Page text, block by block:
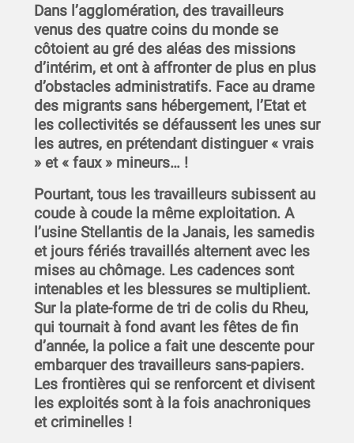
Dans l’agglomération, des travailleurs
venus des quatre coins du monde se
côtoient au gré des aléas des missions
d’intérim, et ont à affronter de plus en plus
d’obstacles administratifs. Face au drame
des migrants sans hébergement, l’Etat et
les collectivités se défaussent les unes sur
les autres, en prétendant distinguer « vrais
» et « faux » mineurs… !
Pourtant, tous les travailleurs subissent au
coude à coude la même exploitation. A
l’usine Stellantis de la Janais, les samedis
et jours fériés travaillés alternent avec les
mises au chômage. Les cadences sont
intenables et les blessures se multiplient.
Sur la plate-forme de tri de colis du Rheu,
qui tournait à fond avant les fêtes de fin
d’année, la police a fait une descente pour
embarquer des travailleurs sans-papiers.
Les frontières qui se renforcent et divisent
les exploités sont à la fois anachroniques
et criminelles !